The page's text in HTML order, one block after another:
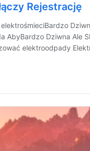
Rejestrację
AbyBardzo Dziwna Ale
elektroodpady